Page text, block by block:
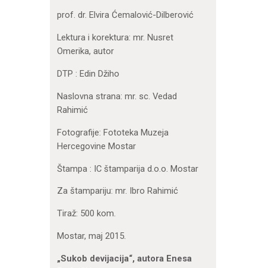
prof. dr. Elvira Ćemalović-Dilberović
Lektura i korektura: mr. Nusret
Omerika, autor
DTP : Edin Džiho
Naslovna strana: mr. sc. Vedad
Rahimić
Fotografije: Fototeka Muzeja
Hercegovine Mostar
Štampa : IC štamparija d.o.o. Mostar
Za štampariju: mr. Ibro Rahimić
Tiraž: 500 kom.
Mostar, maj 2015.
„Sukob devijacija“, autora Enesa